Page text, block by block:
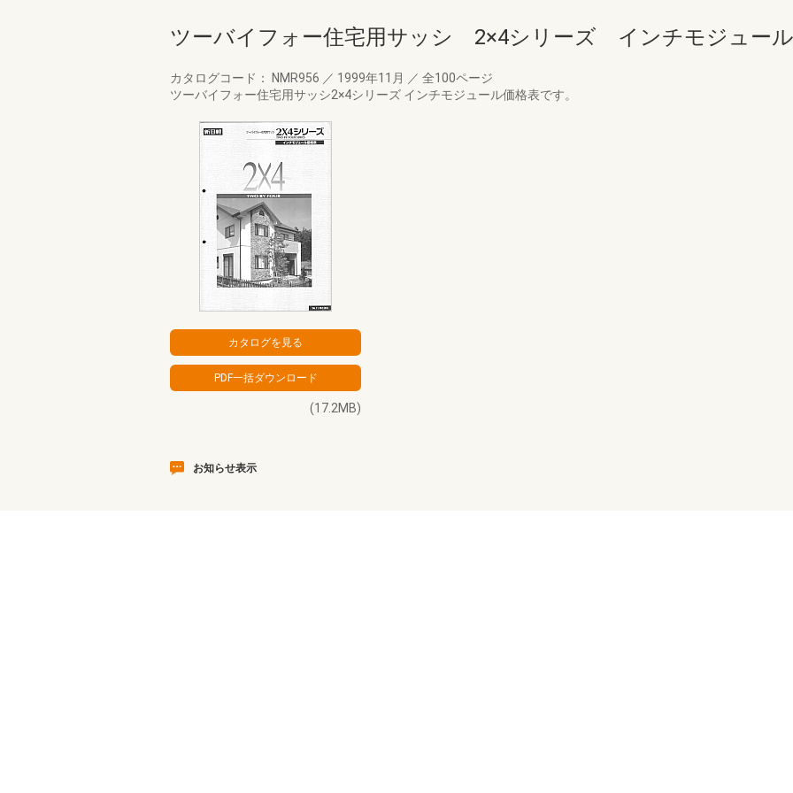
ツーバイフォー住宅用サッシ 2×4シリーズ インチモジュー
カタログコード： NMR956 ／ 1999年11月 ／ 全100ページ
ツーバイフォー住宅用サッシ2×4シリーズ インチモジュール価格表です。
(17.2MB)
お知らせ表示